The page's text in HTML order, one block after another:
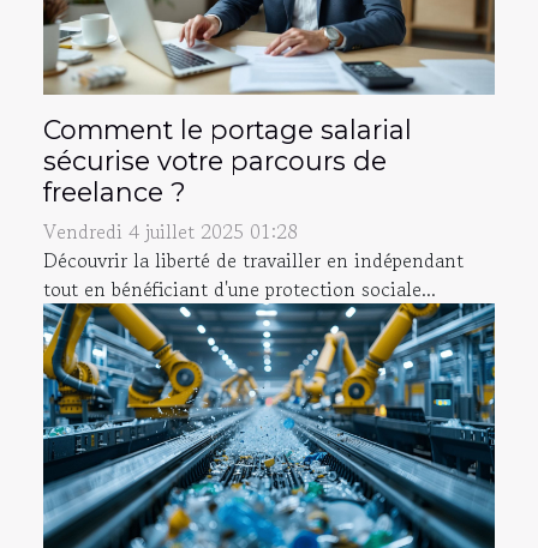
Comment le portage salarial
sécurise votre parcours de
freelance ?
Vendredi 4 juillet 2025 01:28
Découvrir la liberté de travailler en indépendant
tout en bénéficiant d'une protection sociale...